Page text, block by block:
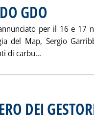
GDO
per il 16 e 17
del Map, Sergio
di carbu...
DEI